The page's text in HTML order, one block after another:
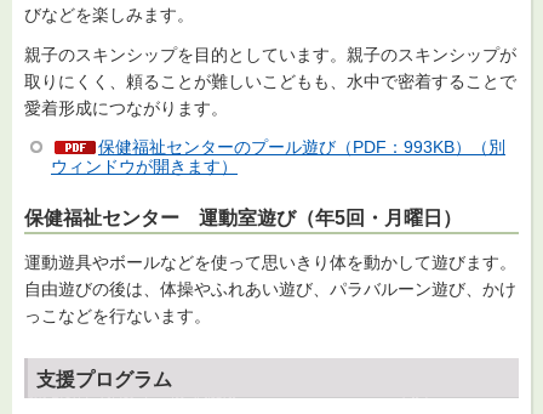
びなどを楽しみます。
親子のスキンシップを目的としています。親子のスキンシップが
取りにくく、頼ることが難しいこどもも、水中で密着することで
愛着形成につながります。
保健福祉センターのプール遊び（PDF：993KB）（別
ウィンドウが開きます）
保健福祉センター 運動室遊び（年5回・月曜日）
運動遊具やボールなどを使って思いきり体を動かして遊びます。
自由遊びの後は、体操やふれあい遊び、パラバルーン遊び、かけ
っこなどを行ないます。
支援プログラム